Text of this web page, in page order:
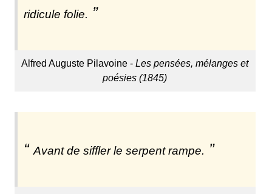
ridicule folie.
Alfred Auguste Pilavoine -Les pensées, mélanges et
poésies (1845)
Avant de siffler le serpent rampe.